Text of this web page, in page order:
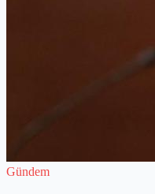
Gündem